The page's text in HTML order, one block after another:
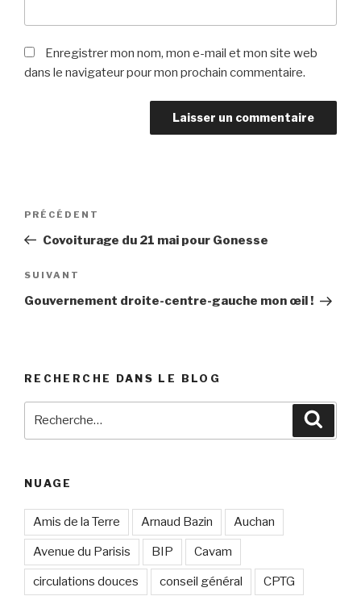
Enregistrer mon nom, mon e-mail et mon site web
dans le navigateur pour mon prochain commentaire.
Navigation
Article
précédent
PRÉCÉDENT
Covoiturage du 21 mai pour Gonesse
Article
suivant
SUIVANT
Gouvernement droite-centre-gauche mon œil !
RECHERCHE DANS LE BLOG
NUAGE
Amis de la Terre Arnaud Bazin Auchan
Avenue du Parisis BIP Cavam
circulations douces conseil général CPTG